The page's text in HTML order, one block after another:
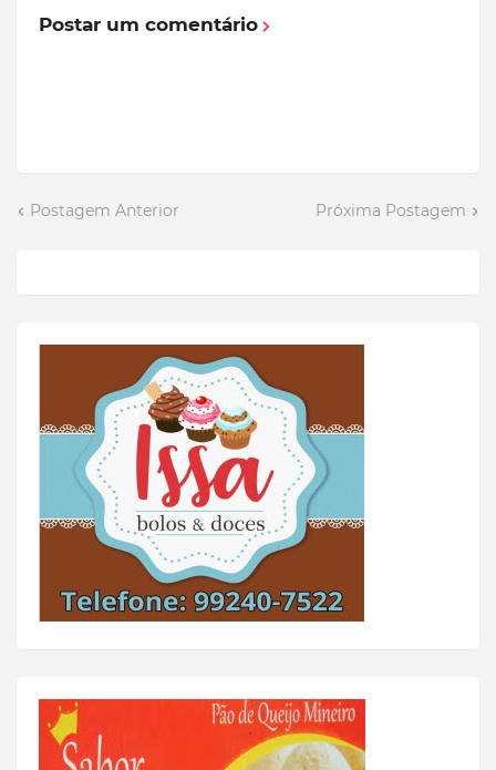
Postar um comentário
Postagem Anterior Próxima Postagem